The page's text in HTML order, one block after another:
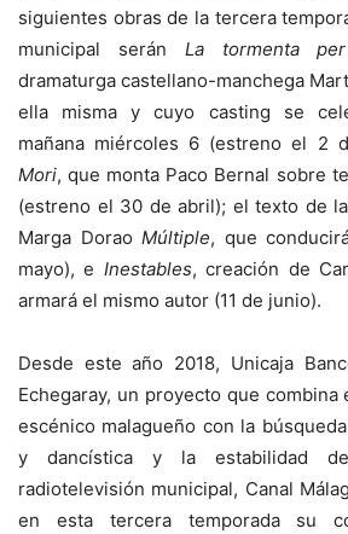
siguientes obras de la tercera
municipal serán La tormenta
dramaturga castellano-manchega
ella misma y cuyo casting se
mañana miércoles 6 (estreno el 2
Mori, que monta Paco Bernal sobre
(estreno el 30 de abril); el texto de
Marga Dorao Múltiple, que
mayo), e Inestables, creación de
armará el mismo autor (11 de junio).
Desde este año 2018, Unicaja
Echegaray, un proyecto que
escénico malagueño con la
y dancística y la estabilidad
radiotelevisión municipal, Canal
en esta tercera temporada su